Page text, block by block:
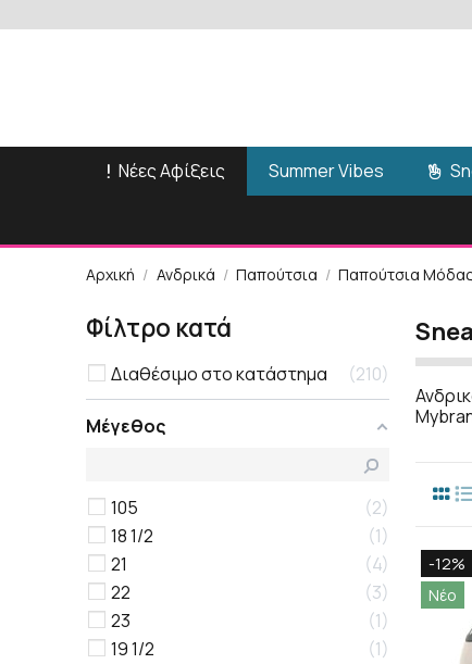
Νέες Αφίξεις Summer Vibes
Αρχική Ανδρικά Παπούτσια Παπούτσια
-12%
Νέο
Φίλτρο κατά
Διαθέσιμο στο κατάστημα 210
Μέγεθος
105
2
18 1/2
1
21
4
22
3
23
1
19 1/2
1